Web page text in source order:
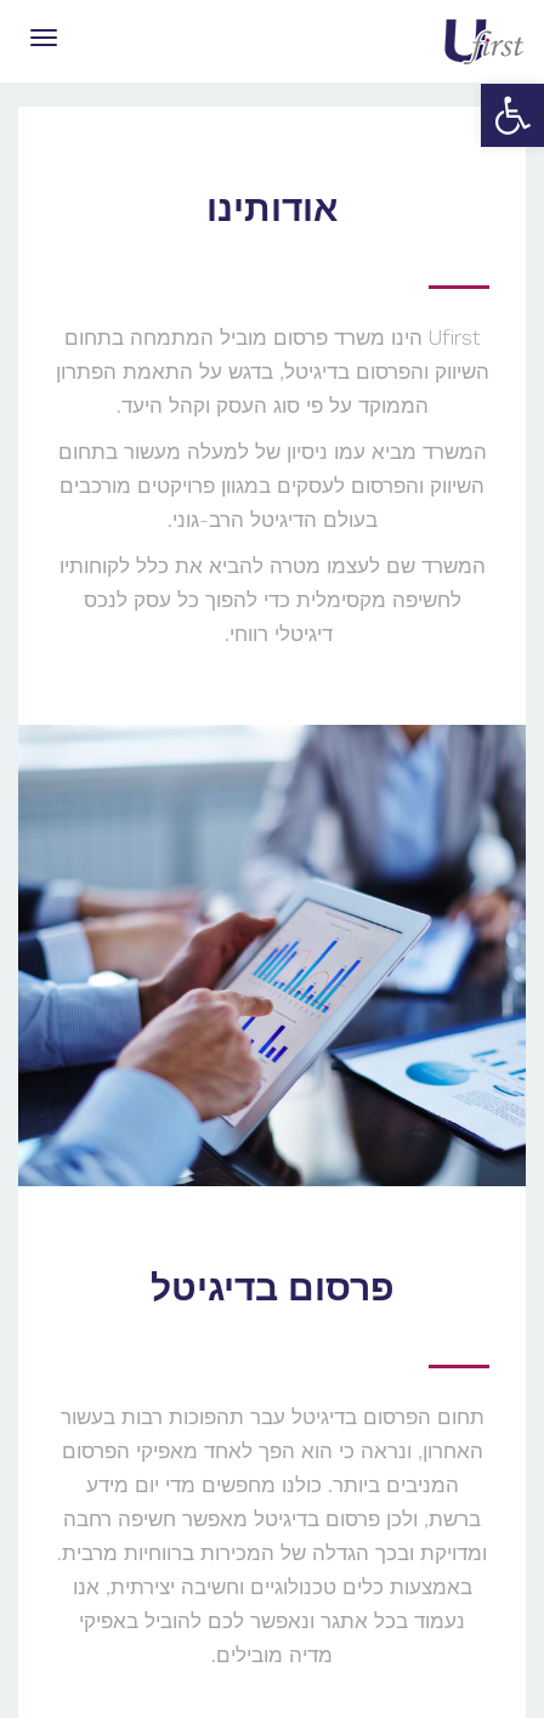
פתח סרגל נגישות
אודותינו
Ufirst הינו משרד פרסום מוביל המתמחה בתחום
השיווק והפרסום בדיגיטל, בדגש על התאמת הפתרון
הממוקד על פי סוג העסק וקהל היעד.
המשרד מביא עמו ניסיון של למעלה מעשור בתחום
השיווק והפרסום לעסקים במגוון פרויקטים מורכבים
בעולם הדיגיטל הרב-גוני.
המשרד שם לעצמו מטרה להביא את כלל לקוחותיו
לחשיפה מקסימלית כדי להפוך כל עסק לנכס
דיגיטלי רווחי.
פרסום בדיגיטל
תחום הפרסום בדיגיטל עבר תהפוכות רבות בעשור
האחרון, ונראה כי הוא הפך לאחד מאפיקי הפרסום
המניבים ביותר. כולנו מחפשים מדי יום מידע
ברשת, ולכן פרסום בדיגיטל מאפשר חשיפה רחבה
ומדויקת ובכך הגדלה של המכירות ברווחיות מרבית.
באמצעות כלים טכנולוגיים וחשיבה יצירתית, אנו
נעמוד בכל אתגר ונאפשר לכם להוביל באפיקי
מדיה מובילים.